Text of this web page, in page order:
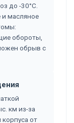
до -30°C.
масляное
обороты,
обрыв с
км из-за
от